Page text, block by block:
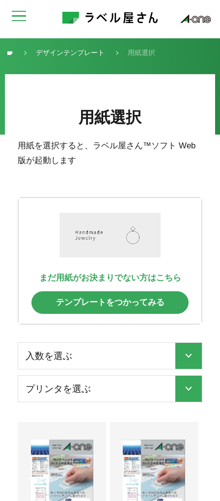
トップ デザインテンプレート 用紙選択
用紙選択
用紙を選択すると、ラベル屋さん™ソフト Web
版が起動します
まだ用紙がお決まりでない方はこちら
テンプレートをつかってみる